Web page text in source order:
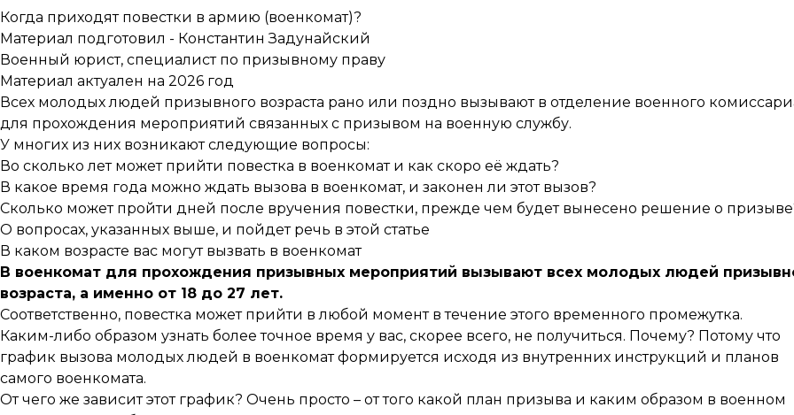
Когда приходят повестки в армию (военкомат)?
Материал подготовил - Константин Задунайский
Военный юрист, специалист по призывному праву
Материал актуален на 2026 год
Всех молодых людей призывного возраста рано или поздно вызывают в отделение военного
для прохождения мероприятий связанных с призывом на военную службу.
У многих из них возникают следующие вопросы:
Во сколько лет может прийти повестка в военкомат и как скоро её ждать?
В какое время года можно ждать вызова в военкомат, и законен ли этот вызов?
Сколько может пройти дней после вручения повестки, прежде чем будет вынесено решение о
О вопросах, указанных выше, и пойдет речь в этой статье
В каком возрасте вас могут вызвать в военкомат
В военкомат для прохождения призывных мероприятий вызывают всех молодых людей
возраста, а именно от 18 до 27 лет.
Соответственно, повестка может прийти в любой момент в течение этого временного промежутка.
Каким-либо образом узнать более точное время у вас, скорее всего, не получиться. Почему? Потому что
график вызова молодых людей в военкомат формируется исходя из внутренних инструкций и планов
самого военкомата.
От чего же зависит этот график? Очень просто – от того какой план призыва и каким образом в военном